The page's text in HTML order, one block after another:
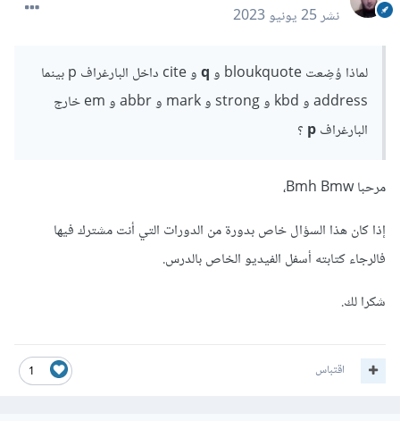
نشر25 يونيو 2023
لماذا وُضِعت bloukquote و q
و cite داخل البارغراف p بينما
address و kbd و strong و mark و abbr و em خارج
البارغرافp؟
مرحبا Bmh Bmw،
إذا كان هذا السؤال خاص بدورة من الدورات التي أنت مشترك فيها
فالرجاء كتابته أسفل الفيديو الخاص بالدرس.
شكرا لك.
1 اقتباس